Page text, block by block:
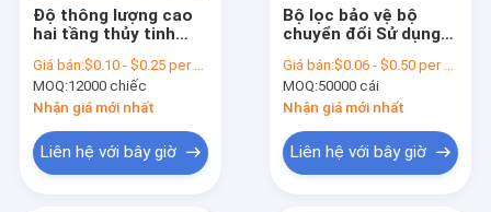
Độ thông lượng cao
hai tầng thủy tinh
Filters Infusions Sử
dụng y tế
Giá bán:$0.10 - $0.25 per piece
MOQ:12000 chiếc
Nhận giá mới nhất
Liên hệ với bây giờ
Bộ lọc bảo vệ bộ
chuyển đổi Sử dụng
Canyula Vòng mạch
hô hấp Khử trùng
Giá bán:$0.06 - $0.50 per piece
MOQ:50000 cái
Nhận giá mới nhất
Liên hệ với bây giờ